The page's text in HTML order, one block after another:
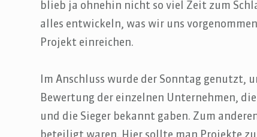
blieb ja ohnehin nicht so viel Zeit zum
alles entwickeln, was wir uns
Projekt einreichen.
Im Anschluss wurde der Sonntag genutzt,
Bewertung der einzelnen Unternehmen,
und die Sieger bekannt gaben. Zum